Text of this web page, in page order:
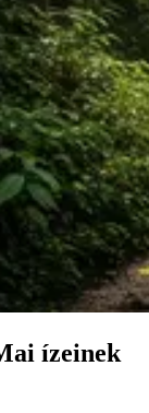
ízeinek